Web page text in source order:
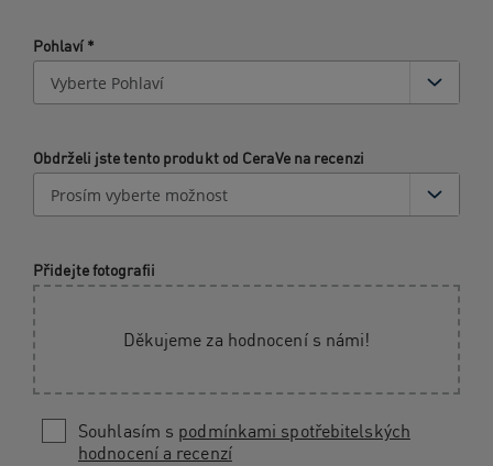
Pohlaví *
Obdrželi jste tento produkt od CeraVe na recenzi
Přidejte fotografii
Děkujeme za hodnocení s námi!
Souhlasím s podmínkami spotřebitelských
hodnocení a recenzí